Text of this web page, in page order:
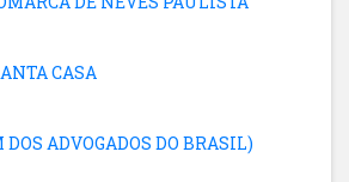
CASA
DOS ADVOGADOS DO BRASIL)